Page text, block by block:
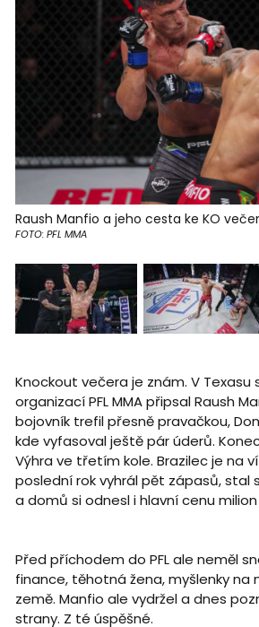
Raush Manfio a jeho cesta ke KO
FOTO: PFL MMA
Knockout večera je znám. V Texasu
organizací PFL MMA připsal Raush
bojovník trefil přesně pravačkou,
kde vyfasoval ještě pár úderů.
Výhra ve třetím kole. Brazilec je na
poslední rok vyhrál pět zápasů, stal
a domů si odnesl i hlavní cenu
Před příchodem do PFL ale neměl
finance, těhotná žena, myšlenky na
země. Manfio ale vydržel a dnes
strany. Z té úspěšné.